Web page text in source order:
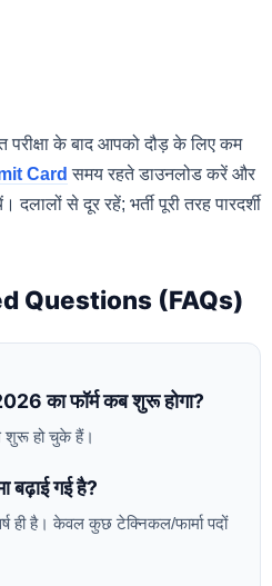
के बाद आपको दौड़ के लिए कम
Card समय रहते डाउनलोड करें और
से दूर रहें; भर्ती पूरी तरह पारदर्शी
Questions (FAQs)
का फॉर्म कब शुरू होगा?
शुरू हो चुके हैं।
बढ़ाई गई है?
ही है। केवल कुछ टेक्निकल/फार्मा पदों